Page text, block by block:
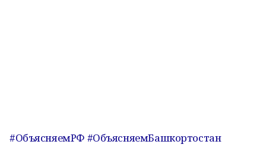
#ОбъясняемРФ #ОбъясняемБашкортостан